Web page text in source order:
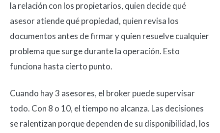
la relación con los propietarios, quien decide qué
asesor atiende qué propiedad, quien revisa los
documentos antes de firmar y quien resuelve cualquier
problema que surge durante la operación. Esto
funciona hasta cierto punto.
Cuando hay 3 asesores, el broker puede supervisar
todo. Con 8 o 10, el tiempo no alcanza. Las decisiones
se ralentizan porque dependen de su disponibilidad, los